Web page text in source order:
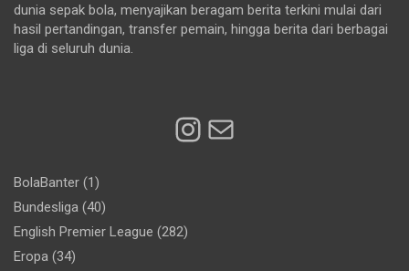
dunia sepak bola, menyajikan beragam berita terkini mulai dari
hasil pertandingan, transfer pemain, hingga berita dari berbagai
liga di seluruh dunia.
Instagram
Mail
BolaBanter (1)
Bundesliga (40)
English Premier League (282)
Eropa (34)